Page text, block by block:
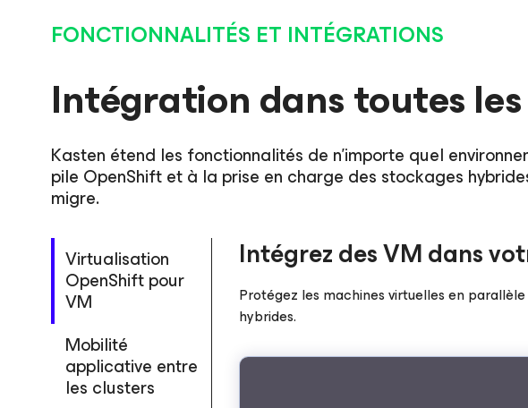
FONCTIONNALITÉS ET INTÉGRATIONS
Intégration dans toutes
Kasten étend les fonctionnalités de n’importe quel
pile OpenShift et à la prise en charge des stockages
migre.
Virtualisation
OpenShift pour
VM
Mobilité
applicative entre
les clusters
Intégrez des VM dans
Protégez les machines virtuelles en
hybrides.